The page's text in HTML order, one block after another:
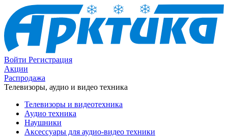
Войти Регистрация
Акции
Распродажа
Телевизоры, аудио и видео техника
Телевизоры и видеотехника
Аудио техника
Наушники
Аксессуары для аудио-видео техники